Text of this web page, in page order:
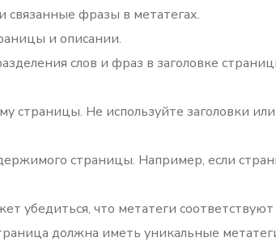
связанные фразы в метатегах.
и описании.
слов и фраз в заголовке
страницы. Не используйте заголовки
страницы. Например, если
убедиться, что метатеги
должна иметь уникальные